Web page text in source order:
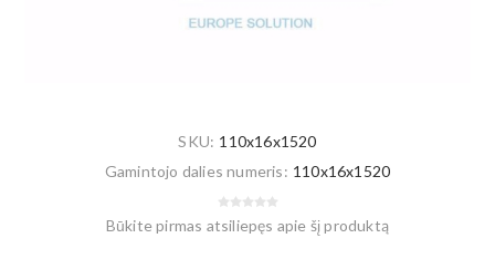
SKU: 110x16x1520
Gamintojo dalies numeris: 110x16x1520
Būkite pirmas atsiliepęs apie šį produktą